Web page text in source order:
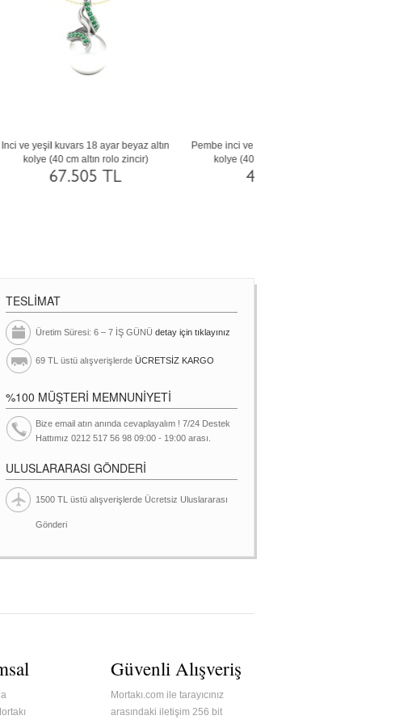
altın
zincir)
Siyah inci ve pembe kuvars 925 ayar altın
kaplama gümüş kolye (40 cm gümüş rolo
TESLİMAT
Üretim Süresi: 6 – 7 İŞ GÜNÜ detay için tıklayınız
69 TL üstü alışverişlerde ÜCRETSİZ KARGO
%100 MÜŞTERİ MEMNUNİYETİ
Bize email atın anında cevaplayalım ! 7/24 Destek
Hattımız 0212 517 56 98 09:00 - 19:00 arası.
ULUSLARARASI GÖNDERİ
1500 TL üstü alışverişlerde Ücretsiz Uluslararası
Gönderi
Güvenli Alışveriş
Mortakı.com ile tarayıcınız
arasındaki iletişim 256 bit